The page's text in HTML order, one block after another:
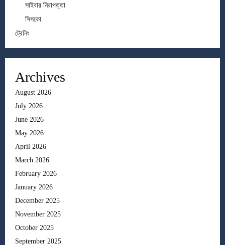
সাইবার নিরাপত্তা
সিসকো
ট্রেনিং
Archives
August 2026
July 2026
June 2026
May 2026
April 2026
March 2026
February 2026
January 2026
December 2025
November 2025
October 2025
September 2025